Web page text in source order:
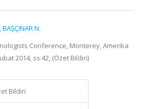
,BAŞÇINAR N.
Conference, Monterey, Amerika
2014, ss.42, (Özet Bildiri)
Bildiri